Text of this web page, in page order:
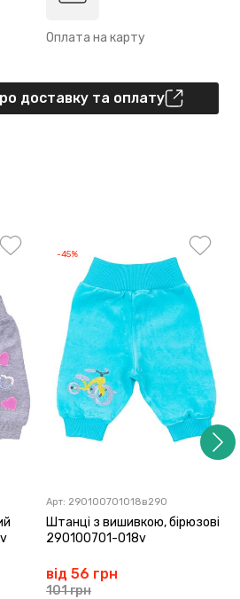
Оплата на карту
доставку та оплату
-45%
Арт: 290100701018в290
Штанці з вишивкою, бірюзові
290100701-018v
від 56 грн
101 грн